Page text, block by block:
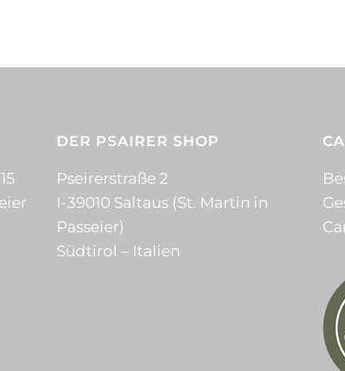
DER PSAIRER SHOP
Pseirerstraße 2
I-39010 Saltaus (St. Martin in
Passeier)
Südtirol – Italien